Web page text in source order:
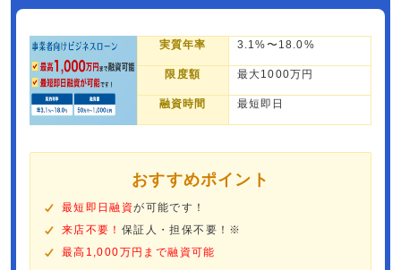
実質年率 3.1%〜18.0%
限度額 最大1000万円
融資時間 最短即日
おすすめポイント
最短即日融資が可能です！
来店不要！ 保証人・担保不要！※
最高1,000万円まで融資可能